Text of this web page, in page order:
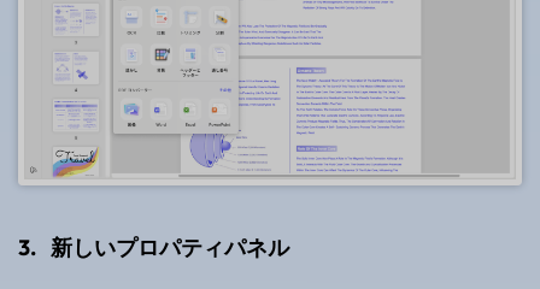
3. 新しいプロパティパネル